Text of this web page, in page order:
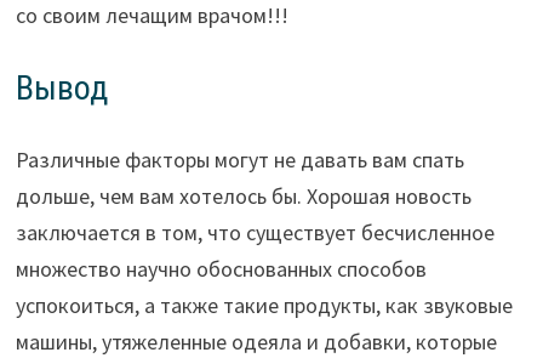
со своим лечащим врачом!!!
Вывод
Различные факторы могут не давать вам спать
дольше, чем вам хотелось бы. Хорошая новость
заключается в том, что существует бесчисленное
множество научно обоснованных способов
успокоиться, а также такие продукты, как звуковые
машины, утяжеленные одеяла и добавки, которые